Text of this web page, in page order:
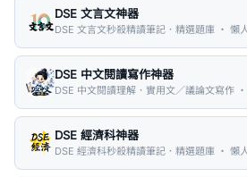
DSE 文言文神器
DSE 文言文秒殺精讀筆記．精選題庫 ・ 懶
DSE 中文閱讀寫作神器
DSE 中文閱讀理解．實用文／議論文寫作
DSE 經濟科神器
DSE 經濟科秒殺精讀筆記．精選題庫 ・ 懶